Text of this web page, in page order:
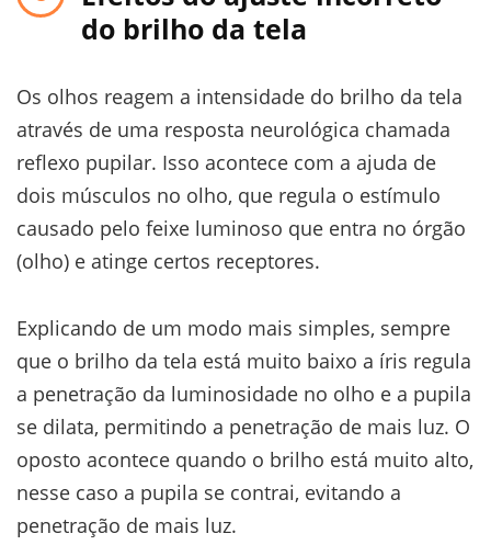
do brilho da tela
Os olhos reagem a intensidade do brilho da tela
através de uma resposta neurológica chamada
reflexo pupilar. Isso acontece com a ajuda de
dois músculos no olho, que regula o estímulo
causado pelo feixe luminoso que entra no órgão
(olho) e atinge certos receptores.
Explicando de um modo mais simples, sempre
que o brilho da tela está muito baixo a íris regula
a penetração da luminosidade no olho e a pupila
se dilata, permitindo a penetração de mais luz. O
oposto acontece quando o brilho está muito alto,
nesse caso a pupila se contrai, evitando a
penetração de mais luz.